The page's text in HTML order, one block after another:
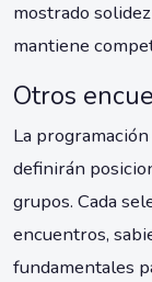
mostrado
mantiene
Otros
La
definirán
grupos. Cada
encuentros,
fundamentales